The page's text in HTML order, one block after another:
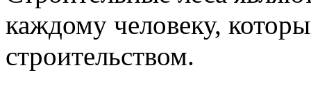
каждому человеку,
строительством.